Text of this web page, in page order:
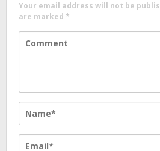
Your email address will not be
are marked *